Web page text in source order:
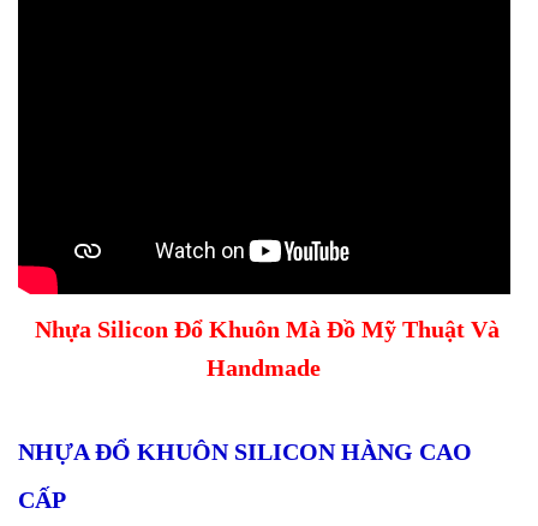
Nhựa Silicon Đổ Khuôn Mà Đồ Mỹ Thuật Và
Handmade
NHỰA ĐỔ KHUÔN SILICON HÀNG CAO
CẤP